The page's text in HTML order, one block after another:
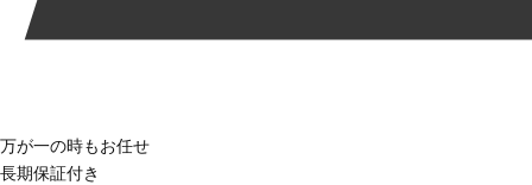
万が一の時もお任せ
長期保証付き